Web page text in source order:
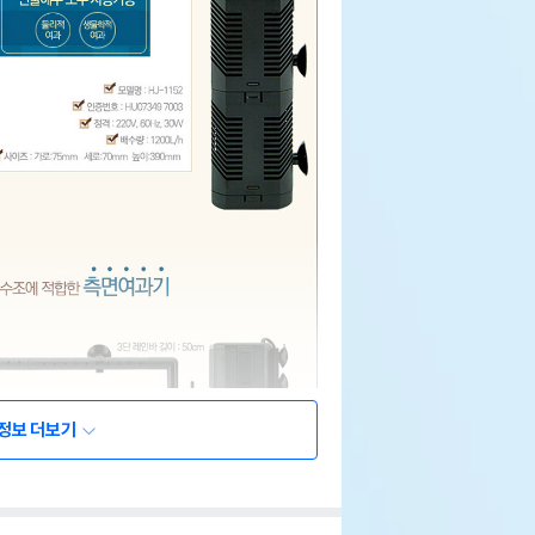
보 더보기